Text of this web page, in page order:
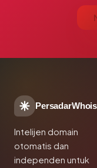
PersadarWhois
Intelijen domain
otomatis dan
independen untuk